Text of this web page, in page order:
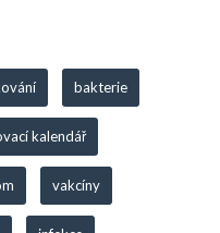
bakterie
kalendář
vakcíny